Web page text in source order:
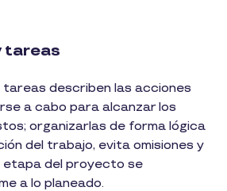
tareas
describen las acciones
a cabo para alcanzar los
organizarlas de forma lógica
del trabajo, evita omisiones y
etapa del proyecto se
a lo planeado.